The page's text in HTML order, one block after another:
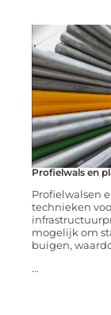
Profielwals en
Profielwalsen
technieken
mogelijk om
buigen,
...